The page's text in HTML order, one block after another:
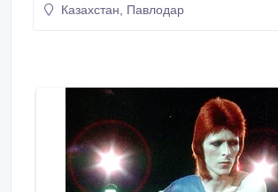
Казахстан, Павлодар